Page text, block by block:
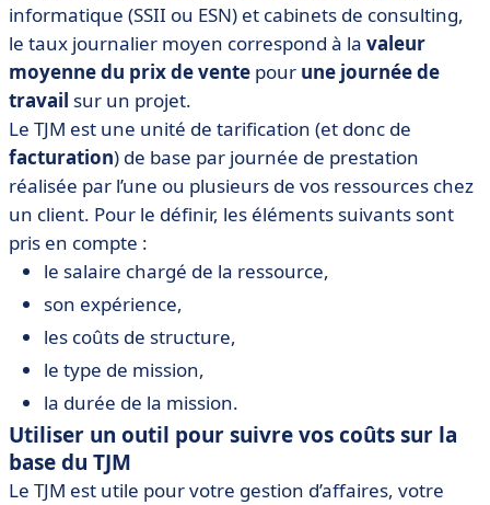
informatique (SSII ou ESN) et cabinets de consulting,
le taux journalier moyen correspond à la valeur
moyenne du prix de vente pour une journée de
travail sur un projet.
Le TJM est une unité de tarification (et donc de
facturation) de base par journée de prestation
réalisée par l’une ou plusieurs de vos ressources chez
un client. Pour le définir, les éléments suivants sont
pris en compte :
le salaire chargé de la ressource,
son expérience,
les coûts de structure,
le type de mission,
la durée de la mission.
Utiliser un outil pour suivre vos coûts sur la
base du TJM
Le TJM est utile pour votre gestion d’affaires, votre